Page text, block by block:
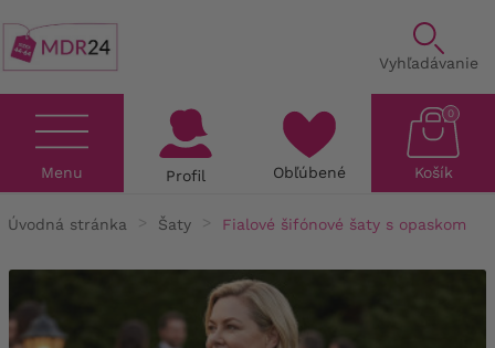
Vyhľadávanie
Menu Profil Obľúbené Košík
0
Úvodná stránka Šaty Fialové šifónové šaty s opaskom